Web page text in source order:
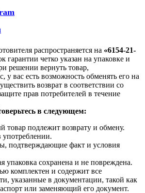
распространяется на «6154-21-
гарантии четко указан на упаковке и
решении вернуть товар,
у вас есть возможность обменять его на
возврат в соответствии со
прав потребителей в течение
в следующем:
товар подлежит возврату и обмену.
подтверждающие факт и условия
упаковка сохранена и не повреждена.
комплектен и содержит все
указанные в документации, такой как
или заменяющий его документ.